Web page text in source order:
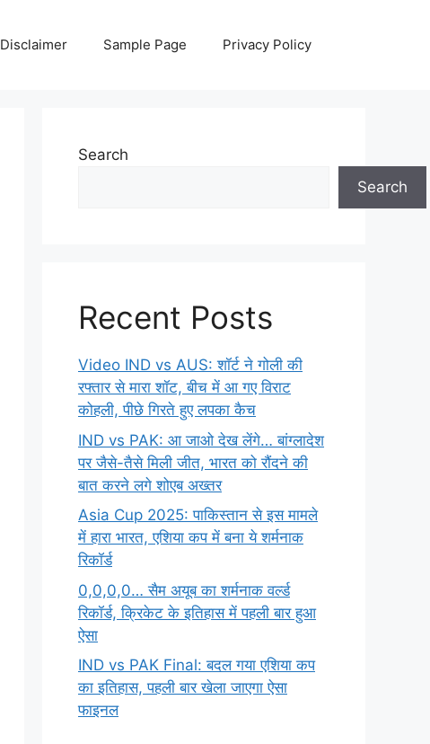
Disclaimer Sample Page Privacy Policy
Search
Search
Recent Posts
Video IND vs AUS: शॉर्ट ने गोली की
रफ्तार से मारा शॉट, बीच में आ गए विराट
कोहली, पीछे गिरते हुए लपका कैच
IND vs PAK: आ जाओ देख लेंगे… बांग्लादेश
पर जैसे-तैसे मिली जीत, भारत को रौंदने की
बात करने लगे शोएब अख्तर
Asia Cup 2025: पाकिस्तान से इस मामले
में हारा भारत, एशिया कप में बना ये शर्मनाक
रिकॉर्ड
0,0,0,0… सैम अयूब का शर्मनाक वर्ल्ड
रिकॉर्ड, क्रिकेट के इतिहास में पहली बार हुआ
ऐसा
IND vs PAK Final: बदल गया एशिया कप
का इतिहास, पहली बार खेला जाएगा ऐसा
फाइनल